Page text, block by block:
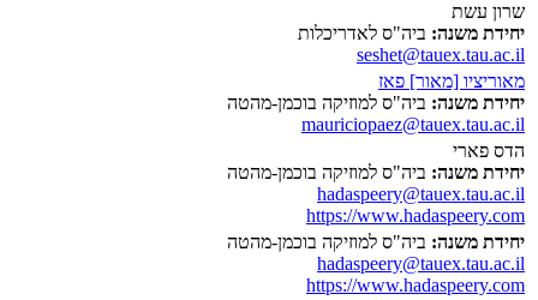
שרון עשת
יחידת משנה: ביה"ס לאדריכלות
seshet@tauex.tau.ac.il
מאוריציו [מאור] פאז
יחידת משנה: ביה"ס למוזיקה בוכמן-מהטה
mauriciopaez@tauex.tau.ac.il
הדס פארי
יחידת משנה: ביה"ס למוזיקה בוכמן-מהטה
hadaspeery@tauex.tau.ac.il
https://www.hadaspeery.com
יחידת משנה: ביה"ס למוזיקה בוכמן-מהטה
hadaspeery@tauex.tau.ac.il
https://www.hadaspeery.com